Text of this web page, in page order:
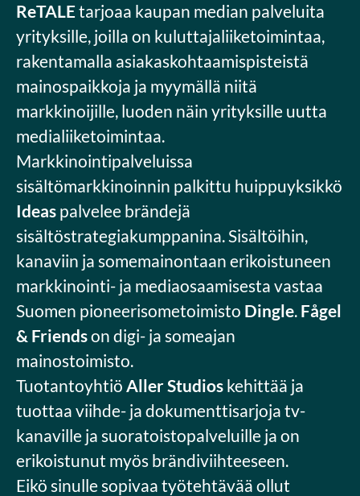
ReTALEtarjoaa kaupan median palveluita
yrityksille, joilla on kuluttajaliiketoimintaa,
rakentamalla asiakaskohtaamispisteistä
mainospaikkoja ja myymällä niitä
markkinoijille, luoden näin yrityksille uutta
medialiiketoimintaa.
Markkinointipalveluissa
sisältömarkkinoinnin palkittu huippuyksikkö
Ideas palvelee brändejä
sisältöstrategiakumppanina. Sisältöihin,
kanaviin ja somemainontaan erikoistuneen
markkinointi- ja mediaosaamisesta vastaa
Suomen pioneerisometoimisto Dingle. Fågel
& Friendson digi- ja someajan
mainostoimisto.
Tuotantoyhtiö Aller Studios kehittää ja
tuottaa viihde- ja dokumenttisarjoja tv-
kanaville ja suoratoistopalveluille ja on
erikoistunut myös brändiviihteeseen.
Eikö sinulle sopivaa työtehtävää ollut